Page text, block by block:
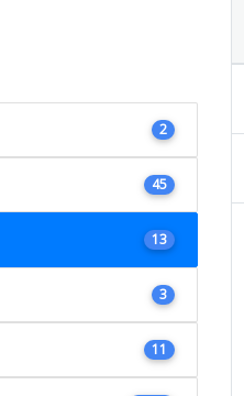
2
45
13
3
11